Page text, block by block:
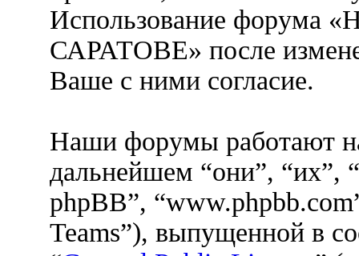
Использование
САРАТОВЕ» после
Ваше с ними согласие.
Наши форумы работают
дальнейшем “они”, “их”,
phpBB”,
Teams”), выпущенной в